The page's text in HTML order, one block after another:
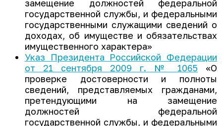
замещение должностей федеральной
государственной службы, и федеральными
государственными служащими сведений о
доходах, об имуществе и обязательствах
имущественного характера»
Указ Президента Российской Федерации
от 21 сентября 2009 г. № 1065 «О
проверке достоверности и полноты
сведений, представляемых гражданами,
претендующими на замещение
должностей федеральной
государственной службы, и федеральными